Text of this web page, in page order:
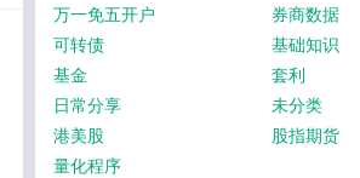
万一免五开户
券商数据
可转债
基础知识
基金
套利
日常分享
未分类
港美股
股指期货
量化程序